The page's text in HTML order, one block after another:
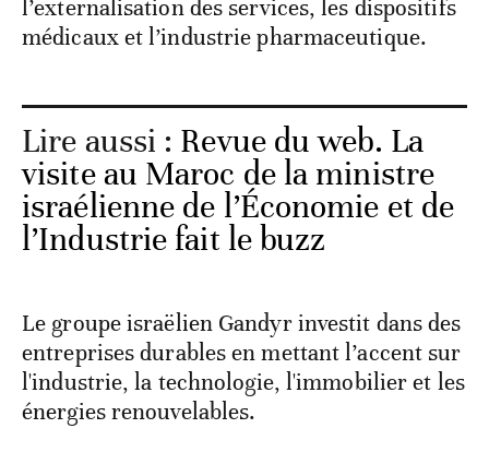
l’externalisation des services, les dispositifs
médicaux et l’industrie pharmaceutique.
Lire aussi : Revue du web. La
visite au Maroc de la ministre
israélienne de l’Économie et de
l’Industrie fait le buzz
Le groupe israëlien Gandyr investit dans des
entreprises durables en mettant l’accent sur
l'industrie, la technologie, l'immobilier et les
énergies renouvelables.